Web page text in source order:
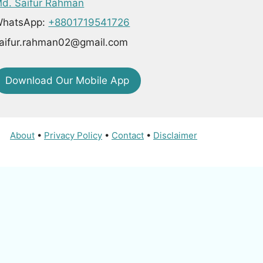
Saifur Rahman
+8801719541726
Download Our Mobile App
About • Privacy Policy • Contact • Disclaimer